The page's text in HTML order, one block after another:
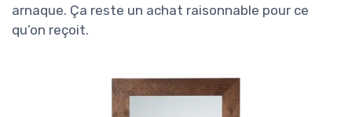
arnaque. Ça reste un achat raisonnable pour ce
qu’on reçoit.